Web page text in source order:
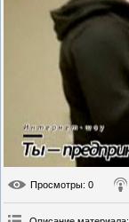
Просмотры: 0